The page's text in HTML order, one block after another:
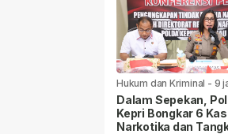
Hukum dan Kriminal - 9
yang lalu
Dalam Sepekan,
Kepri Bongkar 6
Narkotika dan